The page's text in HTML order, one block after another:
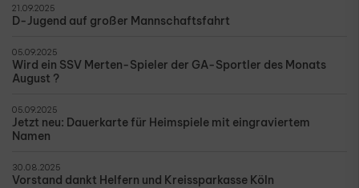
21.09.2025
D-Jugend auf großer Mannschaftsfahrt
05.09.2025
Wird ein SSV Merten-Spieler der GA-Sportler des Monats
August ?
05.09.2025
Jetzt neu: Dauerkarte für Heimspiele mit eingraviertem
Namen
30.08.2025
Vorstand dankt Helfern und Kreissparkasse Köln